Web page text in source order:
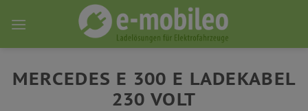
MERCEDES E 300 E LADEKABEL
230 VOLT